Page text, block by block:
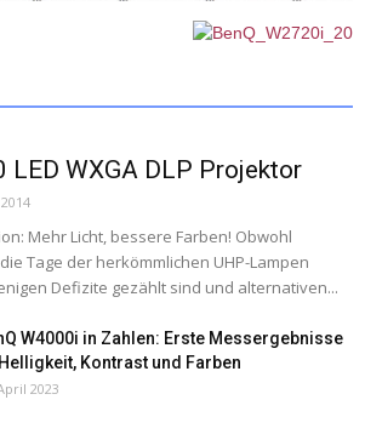
LED WXGA DLP Projektor
Mehr Licht, bessere Farben! Obwohl
Tage der herkömmlichen UHP-Lampen
Defizite gezählt sind und alternativen...
W4000i in Zahlen: Erste Messergebnisse
Kontrast und Farben
2023